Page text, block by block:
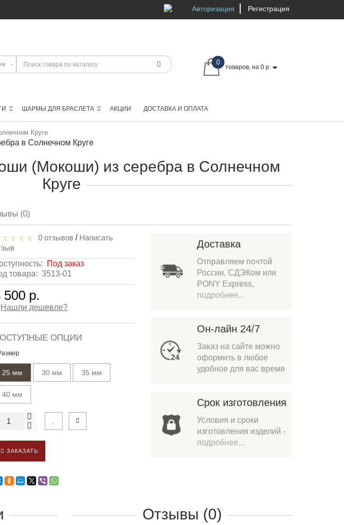
Авторизация Регистрация
0
товаров, на 0 р.
ШАРМЫ ДЛЯ БРАСЛЕТА АКЦИИ ДОСТАВКА И ОПЛАТА
Круге
в Солнечном Круге
(Мокоши) из серебра в Солнечном
Круге
(0)
0 отзывов / Написать
Под заказ
товара: 3513-01
500 р.
Нашли дешевле?
ОПЦИИ
25 мм 30 мм 35 мм
40 мм
ЗАКАЗАТЬ
Доставка
Отправляем почтой
России, СДЭКом или
PONY Express,
подробнее...
Он-лайн 24/7
Заказ на сайте можно
оформить в любое
удобное для вас время
Срок изготовления
Условия и сроки
изготовления изделий -
подробнее...
Отзывы (0)